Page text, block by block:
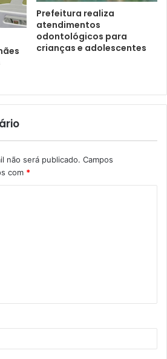
Prefeitura realiza
atendimentos
odontológicos para
crianças e adolescentes
não será publicado. Campos
com *